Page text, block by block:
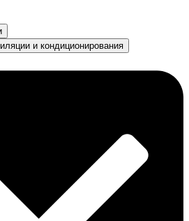
и кондиционирования